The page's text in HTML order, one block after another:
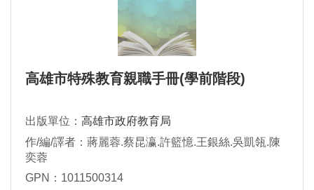
高雄市特殊教育親職手冊(學前階段)
出版單位： 高雄市政府教育局
作/編/譯者：蔣麗蓉.蔡昆瀛.許籃憶.王銀絲.吳凱瓴.陳
奕蓉
GPN：1011500314